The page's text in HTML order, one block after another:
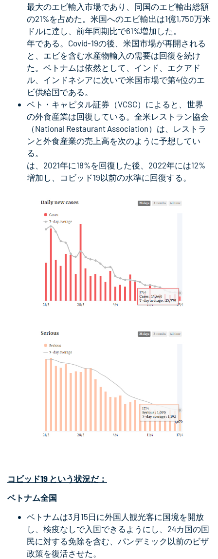
最大のエビ輸入市場であり、同国のエビ輸出総額
の21%を占めた。米国へのエビ輸出は1億1,750万米
ドルに達し、前年同期比で61%増加した。
年である。Covid-19の後、米国市場が再開される
と、エビを含む水産物輸入の需要は回復を続け
た。ベトナムは依然として、インド、エクアド
ル、インドネシアに次いで米国市場で第4位のエ
ビ供給国である。
ベト・キャピタル証券（VCSC）によると、世界
の外食産業は回復している。全米レストラン協会
（National Restaurant Association）は、レストラ
ンと外食産業の売上高を次のように予想してい
る。
は、2021年に18%を回復した後、2022年には12%
増加し、コビッド19以前の水準に回復する。
コビッド19 という状況だ：
ベトナム全国
ベトナムは3月15日に外国人観光客に国境を開放
し、検疫なしで入国できるようにし、24カ国の国
民に対する免除を含む、パンデミック以前のビザ
政策を復活させた。